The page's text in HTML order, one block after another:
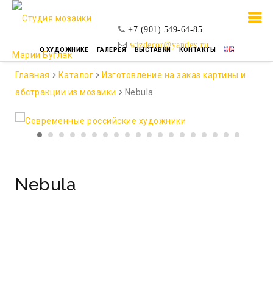
+7 (901) 549-64-85
wizdecor@yandex.ru
О ХУДОЖНИКЕ ГАЛЕРЕЯ ВЫСТАВКИ КОНТАКТЫ
Главная Каталог
Изготовление на заказ картины и
абстракции из мозаики
Nebula
Nebula